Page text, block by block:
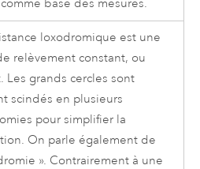
base des mesures.
loxodromique est une
relèvement constant, ou
Les grands cercles sont
scindés en plusieurs
pour simplifier la
On parle également de
». Contrairement à une